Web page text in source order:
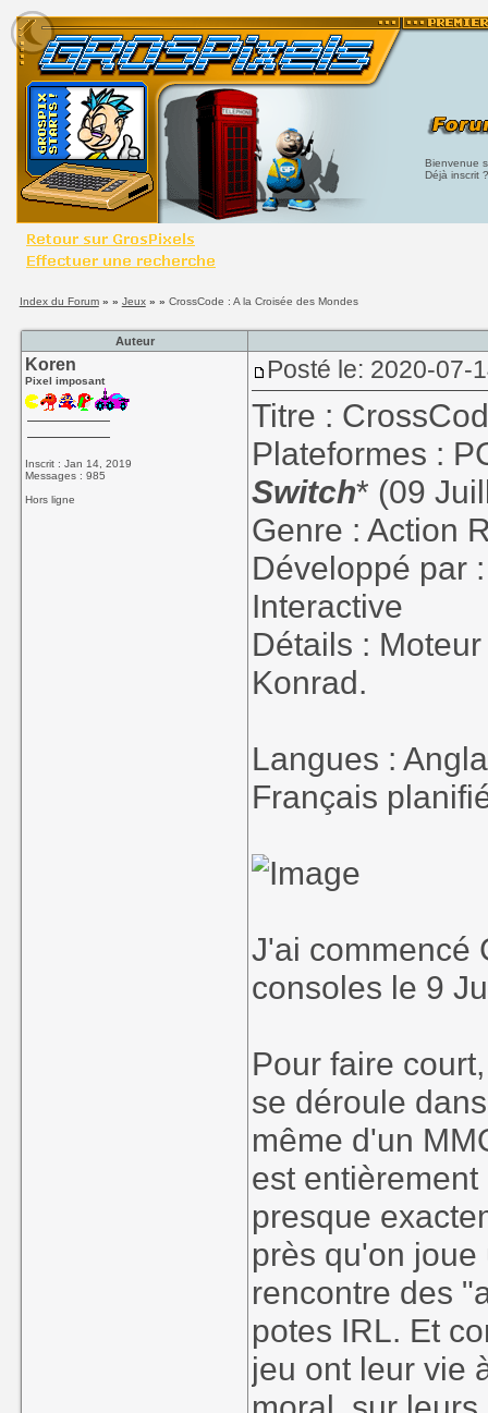
Bienvenue
Déjà inscrit
Index du Forum» » Jeux» » CrossCode : A la Croisée des Mondes
Auteur
Koren
Pixel imposant
Inscrit : Jan 14, 2019
Messages : 985
Hors ligne
Posté le: 2020-07-
Titre :
Plateformes :
Switch* (09
Genre : Action
Développé par
Interactive
Détails :
Konrad.
Langues :
Français
J'ai commencé
consoles le 9
Pour faire
se déroule
même d'un
est
presque
près qu'on
rencontre des
potes IRL. Et
jeu ont leur vie